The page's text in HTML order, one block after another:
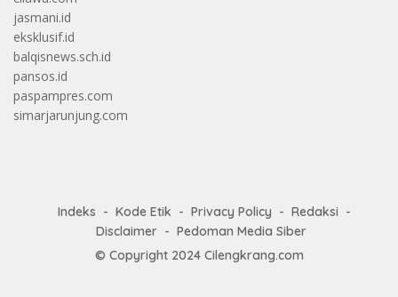
jasmani.id
eksklusif.id
balqisnews.sch.id
pansos.id
paspampres.com
simarjarunjung.com
Indeks Kode Etik Privacy Policy
Redaksi
Disclaimer
Pedoman Media Siber
© Copyright 2024 Cilengkrang.com